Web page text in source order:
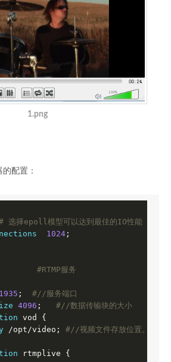
1.png
配置：
选择epoll模型可以达到最佳的IO性能
1024;
#RTMP服务
1935 ; #//服务端口
4096 ; #//数据传输块的大小
vod {
/opt/video; #//视频文件存放位置。
rtmplive {